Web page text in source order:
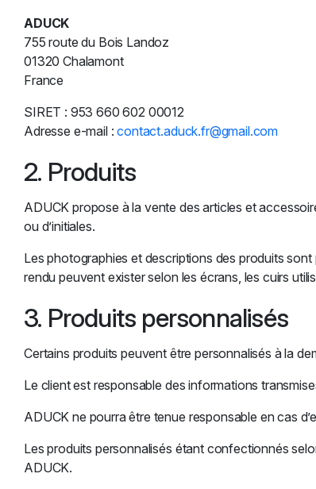
ADUCK
755 route du Bois Landoz
01320 Chalamont
France
SIRET : 953 660 602 00012
Adresse e-mail :contact.aduck.fr@gmail.com
2. Produits
ADUCK propose à la vente des articles et
ou d’initiales.
Les photographies et descriptions des produits
rendu peuvent exister selon les écrans, les cuirs
3. Produits personnalisés
Certains produits peuvent être personnalisés à la
Le client est responsable des informations
ADUCK ne pourra être tenue responsable en cas
Les produits personnalisés étant confectionnés
ADUCK.